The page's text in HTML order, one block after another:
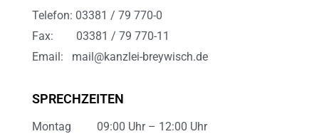
Telefon: 03381 / 79 770-0
Fax: 03381 / 79 770-11
Email: mail@kanzlei-breywisch.de
SPRECHZEITEN
Montag 09:00 Uhr – 12:00 Uhr